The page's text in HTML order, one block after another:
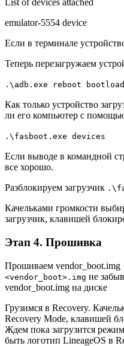
List of devices attached
emulator-5554 device
Если в терминале
Теперь перезагружаем
.\adb.exe reboot
Как только устройство
ли его компьютер с
.\fasboot.exe devices
Если выводе в командной
все хорошо.
Разблокируем загрузчик
Качельками громкости
загрузчик, клавишей
Этап 4. Прошивка
Прошиваем vendor_boot.img
<vendor_boot>.img не
vendor_boot.img на диске
Грузимся в Recovery.
Recovery Mode, клавишей
Ждем пока загрузится
быть логотип LineageOS в